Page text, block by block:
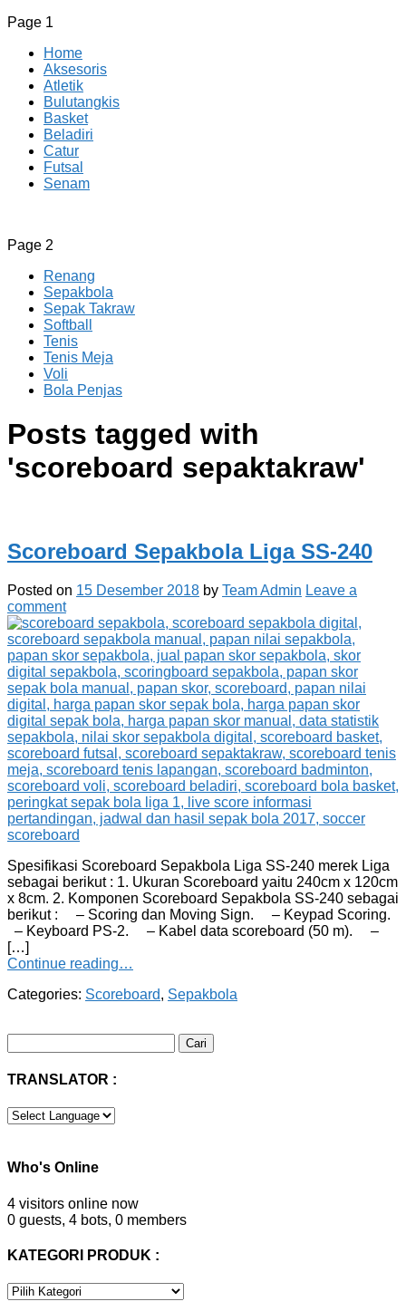
Page 1
Home
Aksesoris
Atletik
Bulutangkis
Basket
Beladiri
Catur
Futsal
Senam
CV JAYA BERSAMA Co Id
Menyediakan Semua Perlengkapan Olahraga Yang
Page 2
Renang
Sepakbola
Sepak Takraw
Softball
Tenis
Tenis Meja
Voli
Bola Penjas
Posts tagged with
'scoreboard sepaktakraw'
Scoreboard Sepakbola Liga SS-240
Posted on 15 Desember 2018 by Team Admin Leave a
comment
Spesifikasi Scoreboard Sepakbola Liga SS-240 merek Liga
sebagai berikut : 1. Ukuran Scoreboard yaitu 240cm x 120cm
x 8cm. 2. Komponen Scoreboard Sepakbola SS-240 sebagai
berikut : – Scoring dan Moving Sign. – Keypad Scoring.
– Keyboard PS-2. – Kabel data scoreboard (50 m). –
[…]
Continue reading…
Categories: Scoreboard, Sepakbola
untuk:
TRANSLATOR :
Who's Online
4 visitors online now
0 guests, 4 bots, 0 members
KATEGORI PRODUK :
KATEGORI